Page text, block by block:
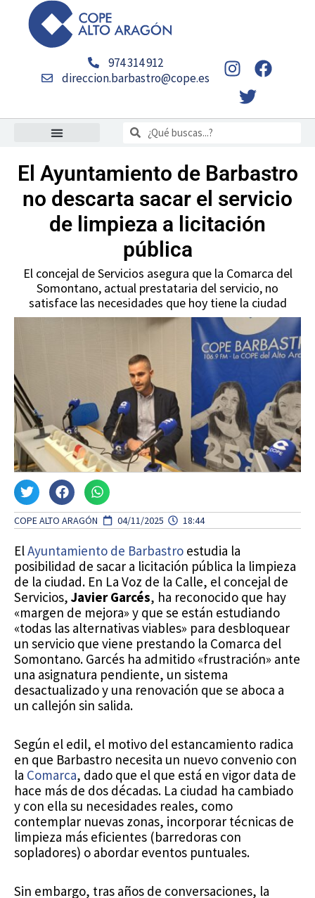
contenido
974 314 912
direccion.barbastro@cope.es
I
n
s
t
r
a
m
F
a
e
o
k
T
w
i
t
r
BuscarBuscar
El Ayuntamiento de Barbastro
no descarta sacar el servicio
de limpieza a licitación
pública
El concejal de Servicios asegura que la Comarca del
Somontano, actual prestataria del servicio, no
satisface las necesidades que hoy tiene la ciudad
COPE ALTO ARAGÓN 04/11/2025 18:44
ElAyuntamiento de Barbastro estudia la
posibilidad de sacar a licitación pública la limpieza
de la ciudad. En La Voz de la Calle, el concejal de
Servicios, Javier Garcés, ha reconocido que hay
«margen de mejora» y que se están estudiando
«todas las alternativas viables» para desbloquear
un servicio que viene prestando la Comarca del
Somontano. Garcés ha admitido «frustración» ante
una asignatura pendiente, un sistema
desactualizado y una renovación que se aboca a
un callejón sin salida.
Según el edil, el motivo del estancamiento radica
en que Barbastro necesita un nuevo convenio con
la Comarca, dado que el que está en vigor data de
hace más de dos décadas. La ciudad ha cambiado
y con ella su necesidades reales, como
contemplar nuevas zonas, incorporar técnicas de
limpieza más eficientes (barredoras con
sopladores) o abordar eventos puntuales.
Sin embargo, tras años de conversaciones, la